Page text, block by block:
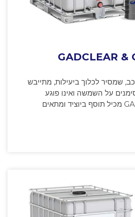
GADCLEAR &
שמסיר לכלוך ביעילות, מתייבש
על השמשה ואינו פוגע
בגומיות. GADCLEAR P מכיל תוסף ביוציד ומתאים